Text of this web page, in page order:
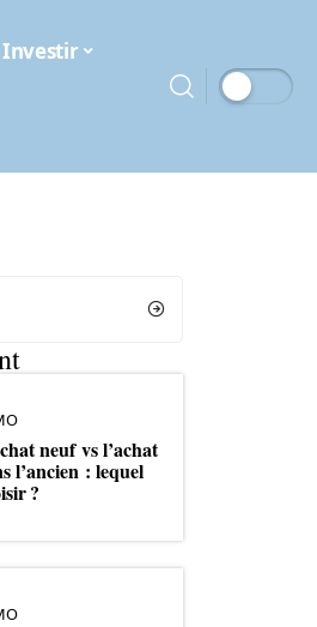
Investir
neuf vs l’achat
l’ancien : lequel
?